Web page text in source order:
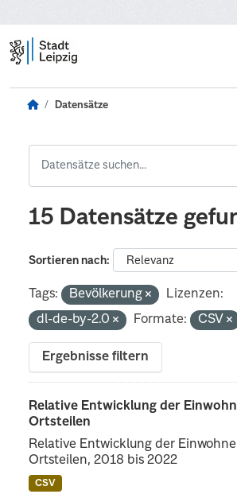
Datensätze
15 Datensätze
Sortieren nach
Tags: Bevölkerung
Lizenzen:
dl-de-by-2.0
Formate: CSV
Ergebnisse filtern
Relative Entwicklung der
Ortsteilen
Relative Entwicklung der
Ortsteilen, 2018 bis 2022
CSV